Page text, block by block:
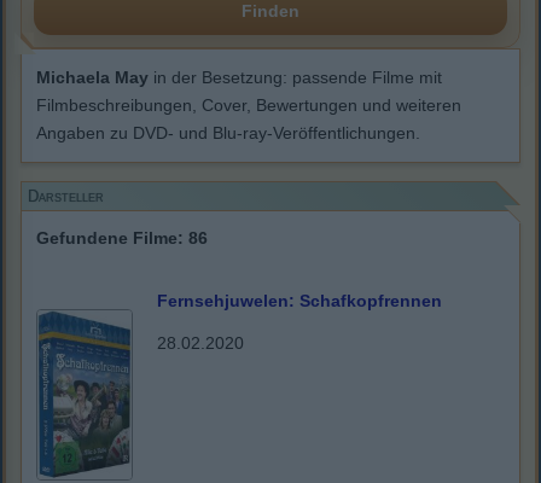
Finden
Michaela May in der Besetzung: passende Filme mit
Filmbeschreibungen, Cover, Bewertungen und weiteren
Angaben zu DVD- und Blu-ray-Veröffentlichungen.
Darsteller
Gefundene Filme: 86
Fernsehjuwelen: Schafkopfrennen
28.02.2020